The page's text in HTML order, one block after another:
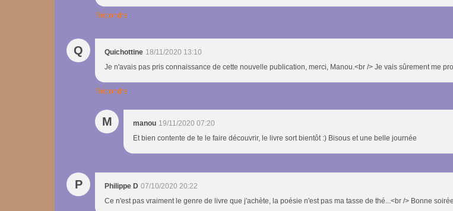
Répondre
Q Quichottine 18/11/2020 13:10
Je n'avais pas pris connaissance de cette nouvelle publication, merci, Manou.<br /> Je vais sûrement me
Répondre
M manou 19/11/2020 07:20
Et bien contente de te le faire découvrir, le livre sort bientôt :) Bisous et une belle journée
P Philippe D 07/10/2020 20:22
Ce n'est pas vraiment le genre de livre que j'achète, la poésie n'est pas ma tasse de thé...<br /> Bonne soirée.